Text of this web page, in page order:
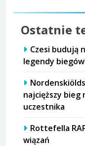
Ostatnie
Czesi budują
legendy
najcięższy bieg
uczestnika
Rottefella
wiązań